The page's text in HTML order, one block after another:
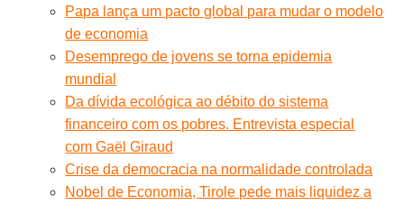
Papa lança um pacto global para mudar o modelo
de economia
Desemprego de jovens se torna epidemia
mundial
Da dívida ecológica ao débito do sistema
financeiro com os pobres. Entrevista especial
com Gaël Giraud
Crise da democracia na normalidade controlada
Nobel de Economia, Tirole pede mais liquidez a